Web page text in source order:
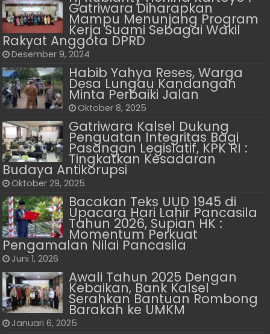
Gatriwara Diharapkan
Mampu Menunjang Program
Kerja Suami Sebagai Wakil
Rakyat Anggota DPRD
Desember 9, 2024
Habib Yahya Reses, Warga
Desa Lungau Kandangan
Minta Perbaiki Jalan
Oktober 8, 2025
Gatriwara Kalsel Dukung
Penguatan Integritas Bagi
Pasangan Legislatif, KPK RI :
Tingkatkan Kesadaran
Budaya Antikorupsi
Oktober 29, 2025
Bacakan Teks UUD 1945 di
Upacara Hari Lahir Pancasila
Tahun 2026, Supian HK :
Momentum Perkuat
Pengamalan Nilai Pancasila
Juni 1, 2026
Awali Tahun 2025 Dengan
Kebaikan, Bank Kalsel
Serahkan Bantuan Rombong
Barakah ke UMKM
Januari 6, 2025